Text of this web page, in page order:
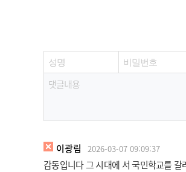
이광림 2026-03-07 09:09:37
감동입니다 그 시대에 서 국민학교를